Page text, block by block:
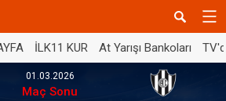
İLK11 KUR At Yarışı Bankoları
01.03.2026
Maç Sonu